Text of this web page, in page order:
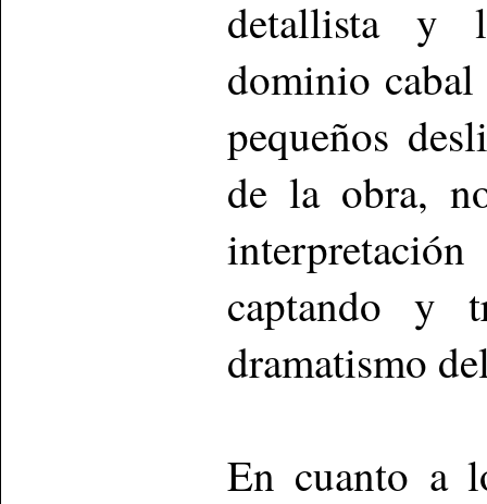
detallista y
dominio
pequeños
de la obra,
captando y
dramatismo
En cuanto a